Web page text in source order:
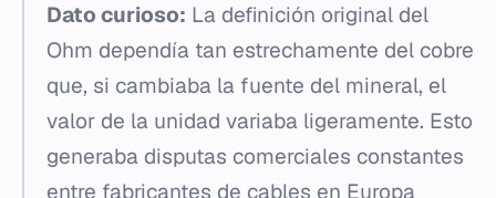
Dato curioso: La definición original del
Ohm dependía tan estrechamente del cobre
que, si cambiaba la fuente del mineral, el
valor de la unidad variaba ligeramente. Esto
generaba disputas comerciales constantes
entre fabricantes de cables en Europa